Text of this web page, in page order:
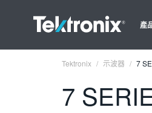
產
Tektronix 示波器 7
7